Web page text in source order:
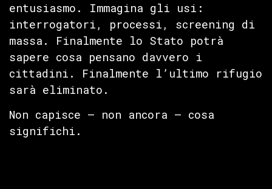
entusiasmo. Immagina gli usi:
interrogatori, processi, screening di
massa. Finalmente lo Stato potrà
sapere cosa pensano davvero i
cittadini. Finalmente l’ultimo rifugio
sarà eliminato.
Non capisce — non ancora — cosa
significhi.